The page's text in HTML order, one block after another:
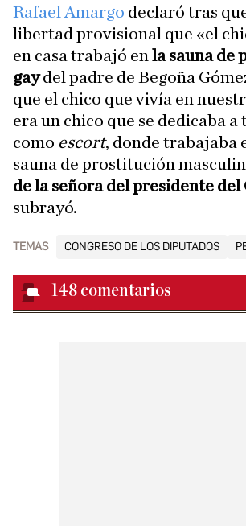
Rafael Amargo declaró tras
libertad provisional que «el
en casa trabajó en la sauna de
gaydel padre de Begoña
que el chico que vivía en
era un chico que se dedicaba
como escort, donde trabajaba
sauna de prostitución
de la señora del presidente
subrayó.
TEMAS CONGRESO DE LOS DIPUTADOS
148 comentarios